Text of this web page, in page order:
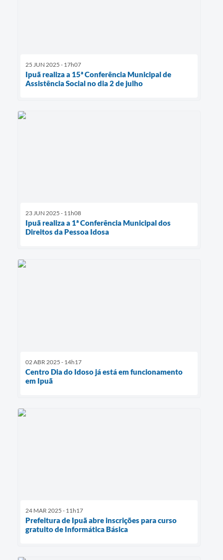
25 JUN 2025 - 17h07
Ipuã realiza a 15ª Conferência Municipal de
Assistência Social no dia 2 de julho
23 JUN 2025 - 11h08
Ipuã realiza a 1ª Conferência Municipal dos
Direitos da Pessoa Idosa
02 ABR 2025 - 14h17
Centro Dia do Idoso já está em funcionamento
em Ipuã
24 MAR 2025 - 11h17
Prefeitura de Ipuã abre inscrições para curso
gratuito de Informática Básica